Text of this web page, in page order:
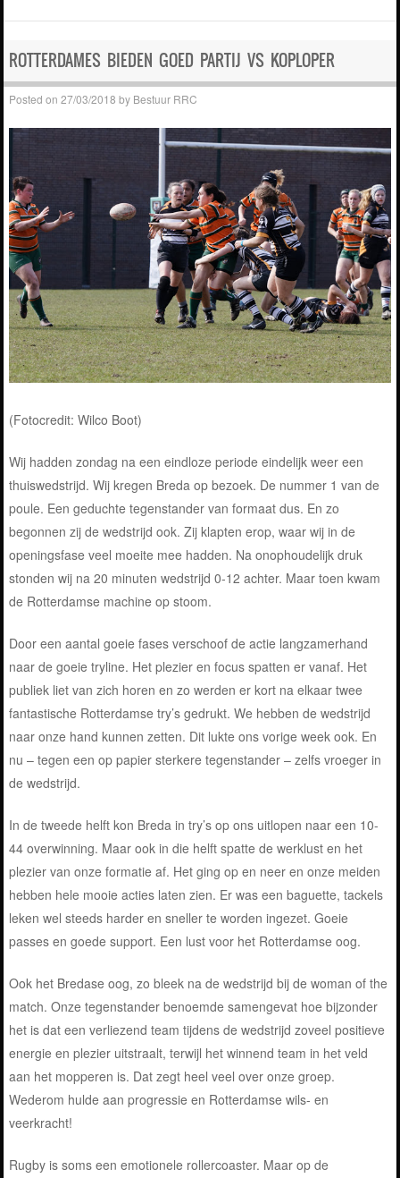
ROTTERDAMES BIEDEN GOED PARTIJ VS KOPLOPER
Posted on27/03/2018 by Bestuur RRC
(Fotocredit: Wilco Boot)
Wij hadden zondag na een eindloze periode eindelijk weer een
thuiswedstrijd. Wij kregen Breda op bezoek. De nummer 1 van de
poule. Een geduchte tegenstander van formaat dus. En zo
begonnen zij de wedstrijd ook. Zij klapten erop, waar wij in de
openingsfase veel moeite mee hadden. Na onophoudelijk druk
stonden wij na 20 minuten wedstrijd 0-12 achter. Maar toen kwam
de Rotterdamse machine op stoom.
Door een aantal goeie fases verschoof de actie langzamerhand
naar de goeie tryline. Het plezier en focus spatten er vanaf. Het
publiek liet van zich horen en zo werden er kort na elkaar twee
fantastische Rotterdamse try’s gedrukt. We hebben de wedstrijd
naar onze hand kunnen zetten. Dit lukte ons vorige week ook. En
nu – tegen een op papier sterkere tegenstander – zelfs vroeger in
de wedstrijd.
In de tweede helft kon Breda in try’s op ons uitlopen naar een 10-
44 overwinning. Maar ook in die helft spatte de werklust en het
plezier van onze formatie af. Het ging op en neer en onze meiden
hebben hele mooie acties laten zien. Er was een baguette, tackels
leken wel steeds harder en sneller te worden ingezet. Goeie
passes en goede support. Een lust voor het Rotterdamse oog.
Ook het Bredase oog, zo bleek na de wedstrijd bij de woman of the
match. Onze tegenstander benoemde samengevat hoe bijzonder
het is dat een verliezend team tijdens de wedstrijd zoveel positieve
energie en plezier uitstraalt, terwijl het winnend team in het veld
aan het mopperen is. Dat zegt heel veel over onze groep.
Wederom hulde aan progressie en Rotterdamse wils- en
veerkracht!
Rugby is soms een emotionele rollercoaster. Maar op de